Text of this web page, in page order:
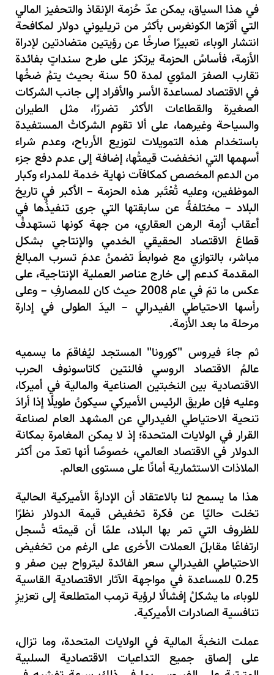
في هذا السياق، يمكن عدّ حُزمة الإنقاذ والتحفيز المالي
التي أقرّها الكونغرس بأكثر من تريليوني دولار لمكافحة
انتشار الوباء، تعبيرًا صارخًا عن رؤيتين متضادتين لإدراة
الأزمة، فأساسُ الحزمة يرتكز على طرح سنداتٍ بفائدة
تقارب الصفرَ المئوي لمدة 50 سنة بحيث يتمُ ضخُها
في الاقتصاد لمساعدة الأسر والأفراد إلى جانب الشركات
الصغيرة والقطاعات الأكثر تضررًا، مثل الطيران
والسياحة وغيرهما، على ألا تقوم الشركاتُ المستفيدة
باستخدام هذه التمويلات لتوزيع الأرباح، وعدم شراء
أسهمها التي انخفضت قيمتُها، إضافة إلى عدم دفع جزء
من الدعم المخصص كمكافآت نهاية خدمة للمدراء وكبار
الموظفين، وعليه تُعْتَبر هذه الحزمة – الأكبر في تاريخ
البلاد – مختلفةً عن سابقتها التي جرى تنفيذُها في
أعقاب أزمة الرهن العقاري، من جهة كونها تستهدفُ
قطاعَ الاقتصاد الحقيقي الخدمي والإنتاجي بشكل
مباشر، بالتوازي مع ضوابطَ تضمنُ عدمَ تسرب المبالغ
المقدمة كدعم إلى خارج عناصر العملية الإنتاجية، على
عكس ما تمَ في عام 2008 حيث كان للمصارفِ – وعلى
رأسها الاحتياطي الفيدرالي – اليدَ الطولى في إدارة
مرحلة ما بعد الأزمة.
ثم جاءَ فيروس "كورونا" المستجد ليُفاقمَ ما يسميه
عالمُ الاقتصاد الروسي فالنتين كاتاسونوف الحرب
الاقتصادية بين النخبتين الصناعية والمالية في أميركا،
وعليه فإن طريقَ الرئيس الأميركي سيكونُ طويلًا إذا أرادَ
تنحية الاحتياطي الفيدرالي عن المشهد العام لصناعة
القرار في الولايات المتحدة؛ إذ لا يمكن المغامرة بمكانة
الدولار في الاقتصاد العالمي، خصوصًا أنها تعدّ من أكثر
الملاذات الاستثمارية أمانًا على مستوى العالم.
هذا ما يسمح لنا بالاعتقاد أن الإدارةَ الأميركية الحالية
تخلت حاليًا عن فكرة تخفيض قيمة الدولار نظرًا
للظروف التي تمر بها البلاد، علمًا أن قيمتَه تُسجل
ارتفاعًا مقابلَ العملات الأخرى على الرغم من تخفيض
الاحتياطي الفيدرالي سعر الفائدة ليترواح بين صفر و
0.25 للمساعدة في مواجهة الآثار الاقتصادية القاسية
للوباء، ما يشكلُ إفشالًا لرؤية ترمب المتطلعة إلى تعزيزِ
تنافسية الصادرات الأميركية.
عملت النخبةَ المالية في الولايات المتحدة، وما تزال،
على إلصاق جميع التداعيات الاقتصادية السلبية